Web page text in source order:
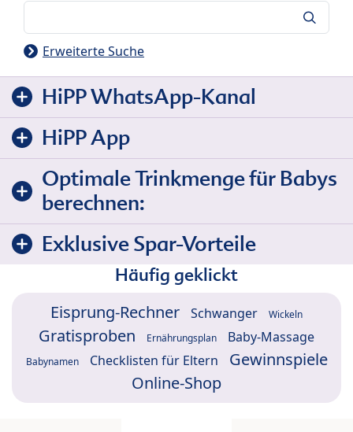
Erweiterte Suche
HiPP WhatsApp-Kanal
HiPP App
Optimale Trinkmenge für Babys
berechnen:
Exklusive Spar-Vorteile
Häufig geklickt
Eisprung-Rechner Schwanger Wickeln
Gratisproben Ernährungsplan Baby-Massage
Babynamen Checklisten für Eltern
Gewinnspiele
Online-Shop